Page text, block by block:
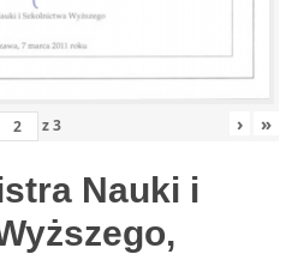
z3 › »
Nauki i